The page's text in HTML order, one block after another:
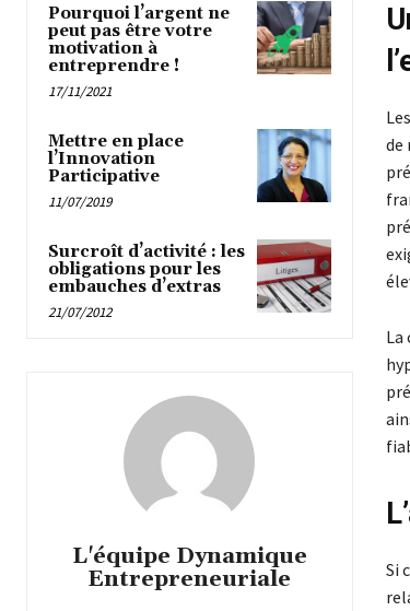
Pourquoi l’argent ne
peut pas être votre
motivation à
entreprendre !
17/11/2021
Mettre en place
l’Innovation
Participative
11/07/2019
Surcroît d’activité : les
obligations pour les
embauches d’extras
21/07/2012
L'équipe Dynamique
Entrepreneuriale
de
La
Si